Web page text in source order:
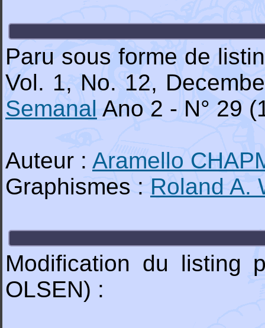
Paru sous forme de
Vol. 1, No. 12,
Semanal Ano 2 - N° 29
Auteur : Aramello
Graphismes : Roland A.
Modification du listing
OLSEN) :